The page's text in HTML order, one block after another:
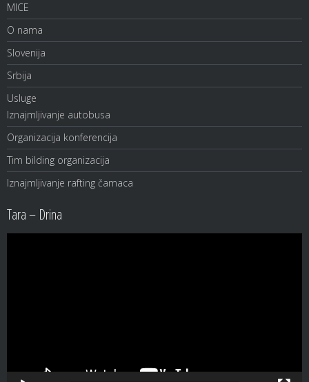
MICE
O nama
Slovenija
Srbija
Usluge
Iznajmljivanje autobusa
Organizacija konferencija
Tim bilding organizacija
Iznajmljivanje rafting čamaca
Tara – Drina